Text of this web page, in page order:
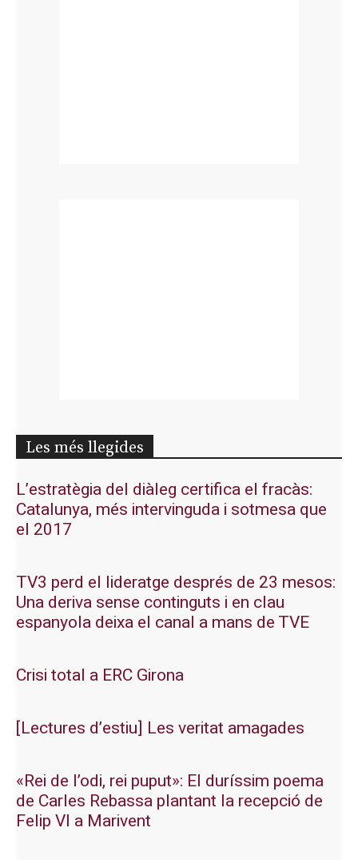
Les més llegides
L’estratègia del diàleg certifica el fracàs:
Catalunya, més intervinguda i sotmesa que
el 2017
TV3 perd el lideratge després de 23 mesos:
Una deriva sense continguts i en clau
espanyola deixa el canal a mans de TVE
Crisi total a ERC Girona
[Lectures d’estiu] Les veritat amagades
«Rei de l’odi, rei puput»: El duríssim poema
de Carles Rebassa plantant la recepció de
Felip VI a Marivent